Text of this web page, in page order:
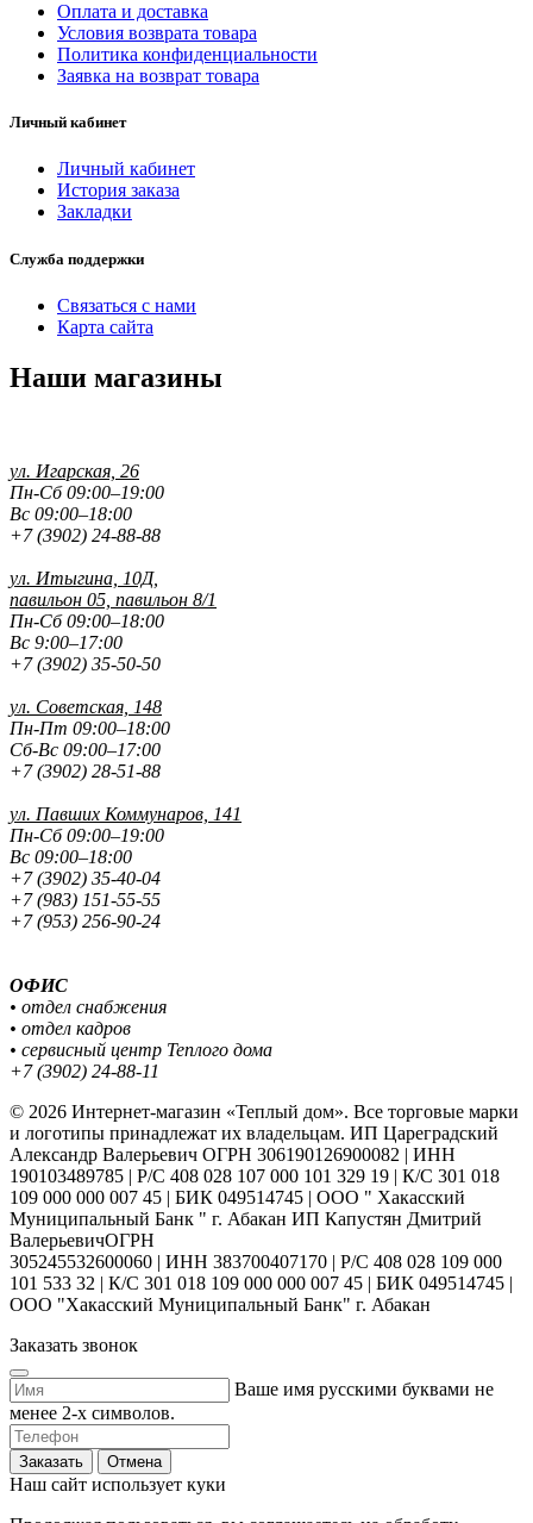
Оплата и доставка
Условия возврата товара
Политика конфиденциальности
Заявка на возврат товара
Личный кабинет
Личный кабинет
История заказа
Закладки
Служба поддержки
Связаться с нами
Карта сайта
Наши магазины
ул. Игарская, 26
Пн-Сб 09:00–19:00
Вс 09:00–18:00
+7 (3902) 24-88-88
ул. Итыгина, 10Д,
павильон 05, павильон 8/1
Пн-Сб 09:00–18:00
Вс 9:00–17:00
+7 (3902) 35-50-50
ул. Советская, 148
Пн-Пт 09:00–18:00
Сб-Вс 09:00–17:00
+7 (3902) 28-51-88
ул. Павших Коммунаров, 141
Пн-Сб 09:00–19:00
Вс 09:00–18:00
+7 (3902) 35-40-04
+7 (983) 151-55-55
+7 (953) 256-90-24
ОФИС
• отдел снабжения
• отдел кадров
• сервисный центр Теплого дома
+7 (3902) 24-88-11
© 2026 Интернет-магазин «Теплый дом». Все торговые марки
и логотипы принадлежат их владельцам. ИП Цареградский
Александр Валерьевич ОГРН 306190126900082 | ИНН
190103489785 | Р/С 408 028 107 000 101 329 19 | К/С 301 018
109 000 000 007 45 | БИК 049514745 | ООО " Хакасский
Муниципальный Банк " г. Абакан ИП Капустян Дмитрий
ВалерьевичОГРН
305245532600060 | ИНН 383700407170 | Р/С 408 028 109 000
101 533 32 | К/С 301 018 109 000 000 007 45 | БИК 049514745 |
ООО "Хакасский Муниципальный Банк" г. Абакан
Заказать звонок
Ваше имя русскими буквами не
менее 2-х символов.
Заказать Отмена
Наш сайт использует куки